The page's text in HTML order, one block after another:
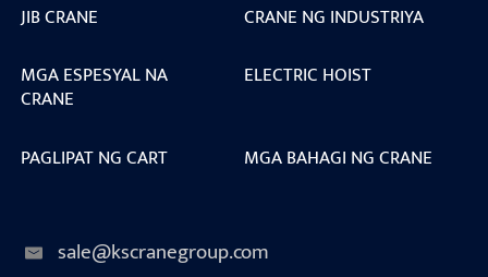
JIB CRANE
CRANE NG INDUSTRIYA
MGA ESPESYAL NA
CRANE
ELECTRIC HOIST
PAGLIPAT NG CART MGA BAHAGI NG CRANE
sale@kscranegroup.com